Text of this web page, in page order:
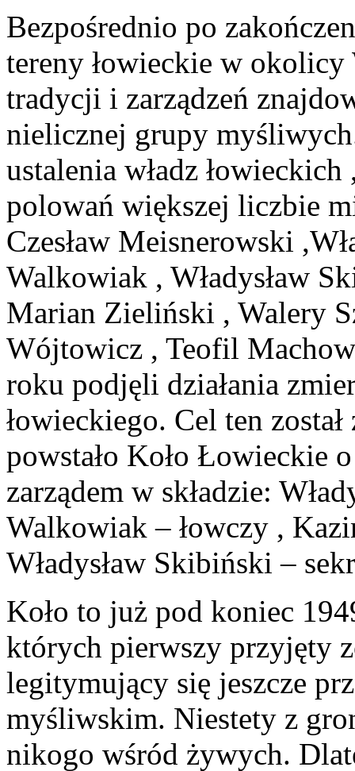
Bezpośrednio po
tereny łowieckie w okolicy
tradycji i zarządzeń
nielicznej grupy
ustalenia władz
polowań większej liczbie
Czesław Meisnerowski
Walkowiak , Władysław
Marian Zieliński , Walery
Wójtowicz , Teofil
roku podjęli działania
łowieckiego. Cel ten
powstało Koło Łowieckie
zarządem w składzie:
Walkowiak – łowczy ,
Władysław Skibiński –
Koło to już pod koniec
których pierwszy przyjęty
legitymujący się jeszcze
myśliwskim. Niestety z
nikogo wśród żywych.